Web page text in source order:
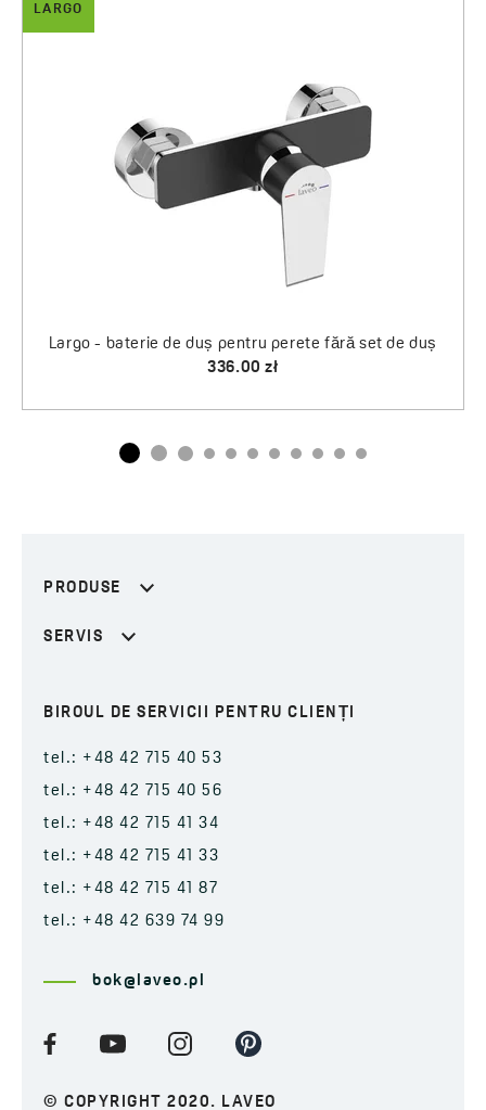
LARGO
Largo - baterie de duș pentru perete fără set de duș
336.00 zł
PRODUSE
SERVIS
BIROUL DE SERVICII PENTRU CLIENȚI
tel.: +48 42 715 40 53
tel.: +48 42 715 40 56
tel.: +48 42 715 41 34
tel.: +48 42 715 41 33
tel.: +48 42 715 41 87
tel.: +48 42 639 74 99
bok@laveo.pl
© COPYRIGHT 2020. LAVEO